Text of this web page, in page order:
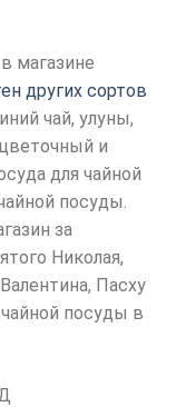
магазине
других сортов
чай, улуны,
и
для чайной
посуды.
за
Николая,
Пасху
посуды в